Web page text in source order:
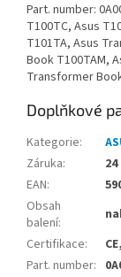
Part. number:
T100TC, Asus
T101TA, Asus
Book T100TAM,
Transformer
Doplňkové
Kategorie:
Záruka:
24
EAN:
Obsah
balení:
Certifikace:
Part. number: